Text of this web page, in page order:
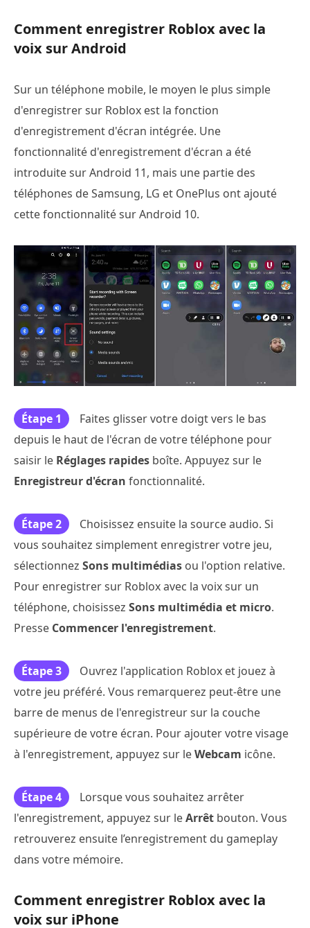
Comment enregistrer Roblox avec la
voix sur Android
Sur un téléphone mobile, le moyen le plus simple
d'enregistrer sur Roblox est la fonction
d'enregistrement d'écran intégrée. Une
fonctionnalité d'enregistrement d'écran a été
introduite sur Android 11, mais une partie des
téléphones de Samsung, LG et OnePlus ont ajouté
cette fonctionnalité sur Android 10.
Étape 1
Faites glisser votre doigt vers le bas
depuis le haut de l'écran de votre téléphone pour
saisir le Réglages rapides boîte. Appuyez sur le
Enregistreur d'écran fonctionnalité.
Étape 2
Choisissez ensuite la source audio. Si
vous souhaitez simplement enregistrer votre jeu,
sélectionnez Sons multimédias ou l'option relative.
Pour enregistrer sur Roblox avec la voix sur un
téléphone, choisissez Sons multimédia et micro.
Presse Commencer l'enregistrement.
Étape 3
Ouvrez l'application Roblox et jouez à
votre jeu préféré. Vous remarquerez peut-être une
barre de menus de l'enregistreur sur la couche
supérieure de votre écran. Pour ajouter votre visage
à l'enregistrement, appuyez sur leWebcam icône.
Étape 4
Lorsque vous souhaitez arrêter
l'enregistrement, appuyez sur leArrêt bouton. Vous
retrouverez ensuite l’enregistrement du gameplay
dans votre mémoire.
Comment enregistrer Roblox avec la
voix sur iPhone